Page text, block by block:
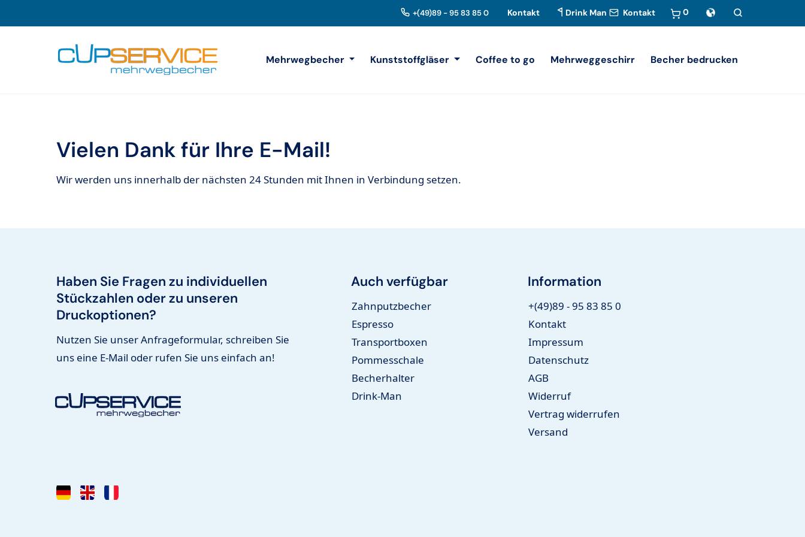
+(49)89 - 95 83 85 0 Kontakt Drink Man Kontakt 0
Mehrwegbecher Kunststoffgläser Coffee to go Mehrweggeschirr Becher bedrucken
Vielen Dank für Ihre E-Mail!
Wir werden uns innerhalb der nächsten 24 Stunden mit Ihnen in Verbindung setzen.
Haben Sie Fragen zu individuellen
Stückzahlen oder zu unseren
Druckoptionen?
Nutzen Sie unser Anfrageformular, schreiben Sie
uns eine E-Mail oder rufen Sie uns einfach an!
Auch verfügbar
Zahnputzbecher
Espresso
Transportboxen
Pommesschale
Becherhalter
Drink-Man
Information
+(49)89 - 95 83 85 0
Kontakt
Impressum
Datenschutz
AGB
Widerruf
Vertrag widerrufen
Versand